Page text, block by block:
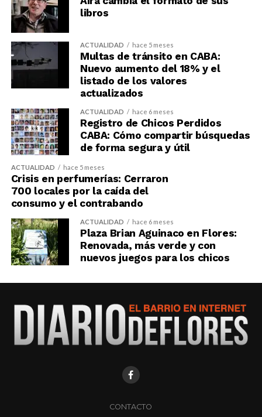
libros
ACTUALIDAD hace 5 meses
Multas de tránsito en CABA:
Nuevo aumento del 18% y el
listado de los valores
actualizados
ACTUALIDAD hace 6 meses
Registro de Chicos Perdidos
CABA: Cómo compartir búsquedas
de forma segura y útil
ACTUALIDAD hace 5 meses
Crisis en perfumerías: Cerraron
700 locales por la caída del
consumo y el contrabando
ACTUALIDAD hace 6 meses
Plaza Brian Aguinaco en Flores:
Renovada, más verde y con
nuevos juegos para los chicos
CONTACTO